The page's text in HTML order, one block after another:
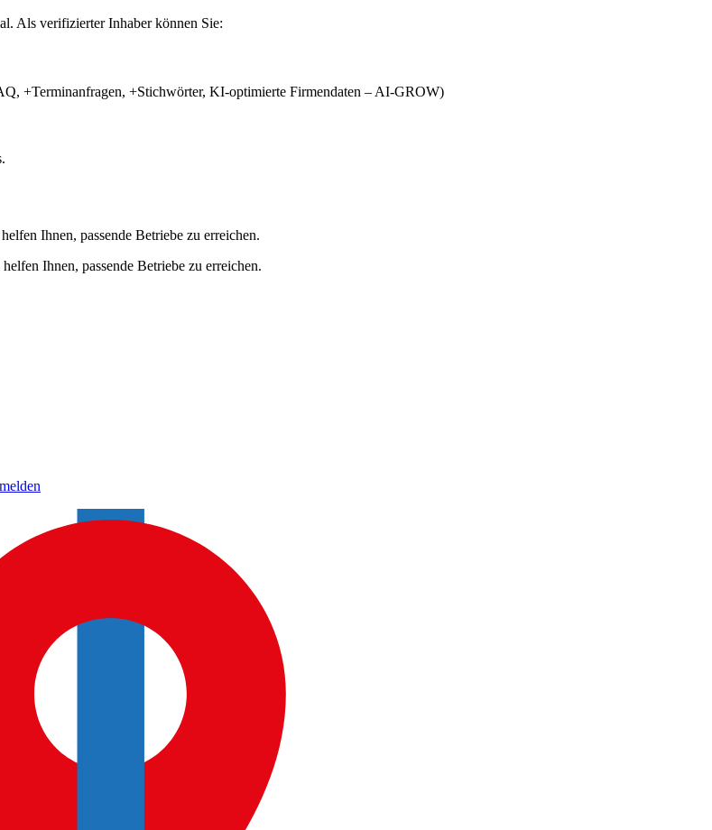
Als verifizierter Inhaber können Sie:
+Terminanfragen, +Stichwörter, KI-optimierte Firmendaten – AI-GROW)
Ihnen, passende Betriebe zu erreichen.
Ihnen, passende Betriebe zu erreichen.